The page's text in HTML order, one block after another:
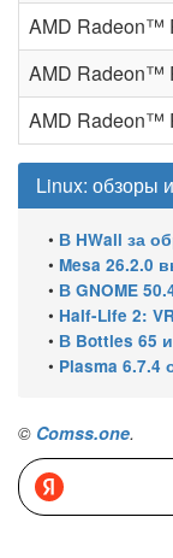
AMD Radeon™
AMD Radeon™
AMD Radeon™
Linux: обзоры
• В HWall за
• Mesa 26.2.0 вышла с
• В GNOME 50.4
• Half-Life 2: VR Mod
• В Bottles 65 игры
• Plasma 6.7.4
© Comss.one.